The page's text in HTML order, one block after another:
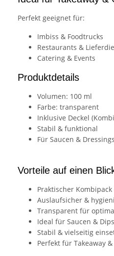
Perfekt geeignet für:
Imbiss & Foodtrucks
Restaurants &
Catering & Events
Produktdetails
Volumen: 100 ml
Farbe: transparent
Inklusive Deckel
Stabil & funktional
Für Saucen &
Vorteile auf einen
Praktischer Kombipack
Auslaufsicher &
Transparent für
Ideal für Saucen & Dips
Stabil & vielseitig
Perfekt für Takeaway